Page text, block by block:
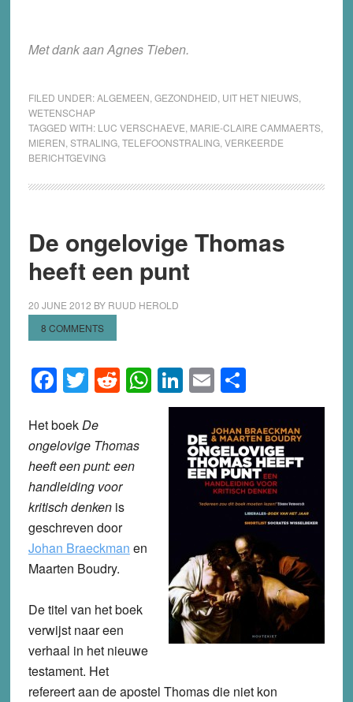
Met dank aan Agnes Tieben.
FILED UNDER:ALGEMEEN GEZONDHEID UIT HET NIEUWS,
WETENSCHAP
TAGGED WITH: LUC VERSCHAEVE MARIE-CLAIRE CAMMAERTS,
MIEREN STRALING, TELEFOONSTRALING, VERKEERDE
BERICHTGEVING
De ongelovige Thomas
heeft een punt
20 JUNE 2012 BY RUUD HEROLD
8 COMMENTS
Facebook
Twitter
Reddit
WhatsApp
LinkedIn
EmailShare
Het boekDe
ongelovige Thomas
heeft een punt: een
handleiding voor
kritisch denkenis
geschreven door
Johan Braeckman en
Maarten Boudry.
De titel van het boek
verwijst naar een
verhaal in het nieuwe
testament. Het
refereert aan de apostel Thomas die niet kon